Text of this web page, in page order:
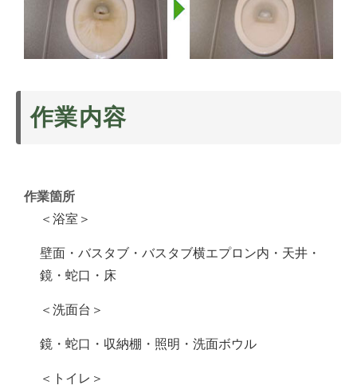
作業内容
作業箇所
＜浴室＞
壁面・バスタブ・バスタブ横エプロン内・天井・
鏡・蛇口・床
＜洗面台＞
鏡・蛇口・収納棚・照明・洗面ボウル
＜トイレ＞